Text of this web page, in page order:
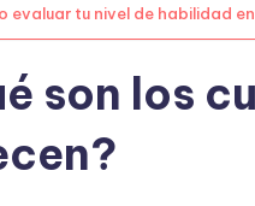
evaluar tu nivel de habilidad
son los